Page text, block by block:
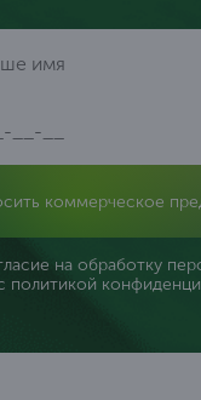
коммерческое
на обработку
политикой